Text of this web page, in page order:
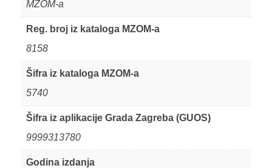
MZOM-a
Reg. broj iz kataloga MZOM-a
8158
Šifra iz kataloga MZOM-a
5740
Šifra iz aplikacije Grada Zagreba (GUOS)
9999313780
Godina izdanja